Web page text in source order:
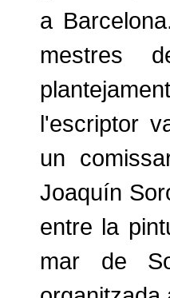
a
mestres
l'escriptor
un
Joaquín
entre la
mar de